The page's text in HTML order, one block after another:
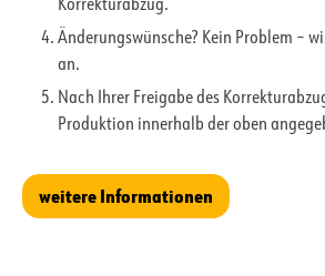
Korrekturabzug.
Änderungswünsche? Kein Problem –
an.
Nach Ihrer Freigabe des
Produktion innerhalb der oben
weitere Informationen